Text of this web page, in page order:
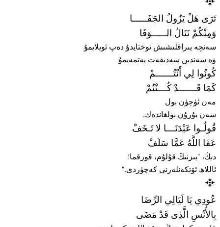
تَرَى هَلْ يَزُولُ الجَفَـــــا
وَمِنْكُمْ نَنَالُ الـــــوَفَا
سەنچە يىراقلىشىش توختايدۇ دەپ ئويلايمۇ
ۋە سەندىن سەدىقەت يەتمەيمۇ
كُونُوا لِي أَنْتُــــــمْ
كَمَا قَــــــدْ كُـــنْتُمْ
مەن ئۈچۈن بول
سەن بۇرۇن بولغاندەك.
قُولُـوا عَبْدَنَـــا لا تَـخَفْ
عَفَا اللَّهُ عَمَّا سَلَفْ
دېڭ، "بىزنىڭ قۇلۇم، قورقما!
ئاللاھ ئۆتكەنلەرنى كەچۈردى."
عُودِي يَا لَيَالِي الرِّضَا
بِالأُنْسِ الَّذِى قَدْ مَضَى